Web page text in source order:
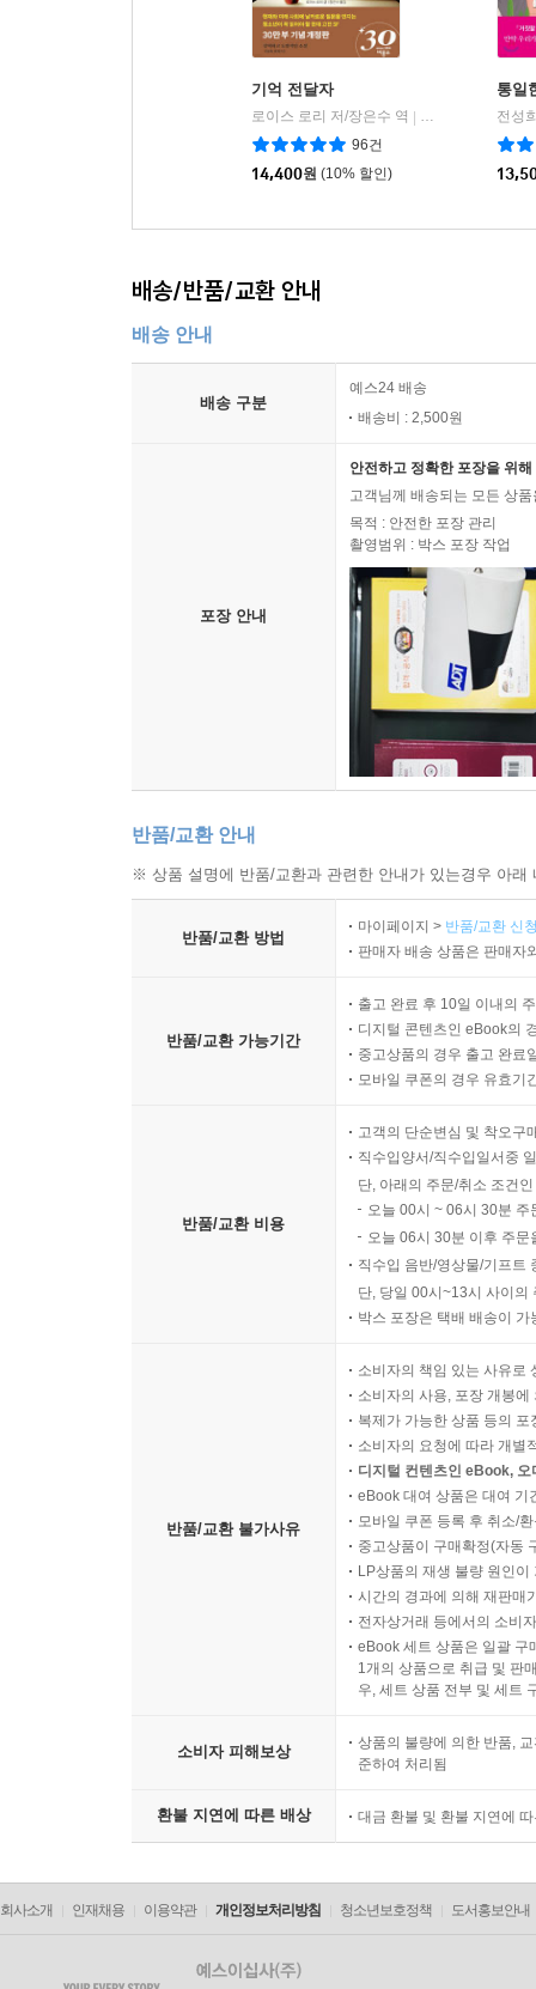
기억 전달자
로이스 로리 저/장은수 역
비룡소
96건
14,400원 (10% 할인)
통일
전성
배송/반품/교환 안내
배송 안내
배송 구분
예스24 배송
배송비 : 2,500원
포장 안내
안전하고 정확한 포장을 위
고객님께 배송되는 모든 상
목적 : 안전한 포장 관리
촬영범위 : 박스 포장 작업
반품/교환 안내
※ 상품 설명에 반품/교환과 관련한 안내가 있는경우 아
반품/교환 방법
마이페이지 > 반품/교환 신
판매자 배송 상품은 판매자
반품/교환 가능기간
출고 완료 후 10일 이내의
디지털 콘텐츠인 eBook의
중고상품의 경우 출고 완료
모바일 쿠폰의 경우 유효기
반품/교환 비용
고객의 단순변심 및 착오구
직수입양서/직수입일서중
단, 아래의 주문/취소 조건
오늘 00시 ~ 06시 30분
오늘 06시 30분 이후 주
직수입 음반/영상물/기프트
단, 당일 00시~13시 사이의
박스 포장은 택배 배송이
반품/교환 불가사유
소비자의 책임 있는 사유로
소비자의 사용, 포장 개봉
복제가 가능한 상품 등의
소비자의 요청에 따라 개별
디지털 컨텐츠인 eBook,
eBook 대여 상품은 대여 기
모바일 쿠폰 등록 후 취소/
중고상품이 구매확정(자동
LP상품의 재생 불량 원인
시간의 경과에 의해 재판매
전자상거래 등에서의 소비
eBook 세트 상품은 일괄 구
1개의 상품으로 취급 및 판
우, 세트 상품 전부 및 세트
소비자 피해보상
상품의 불량에 의한 반품,
준하여 처리됨
환불 지연에 따른 배상 대금 환불 및 환불 지연에
회사소개 인재채용 이용약관 개인정보처리방침 청소년보호정책 도서홍보안내